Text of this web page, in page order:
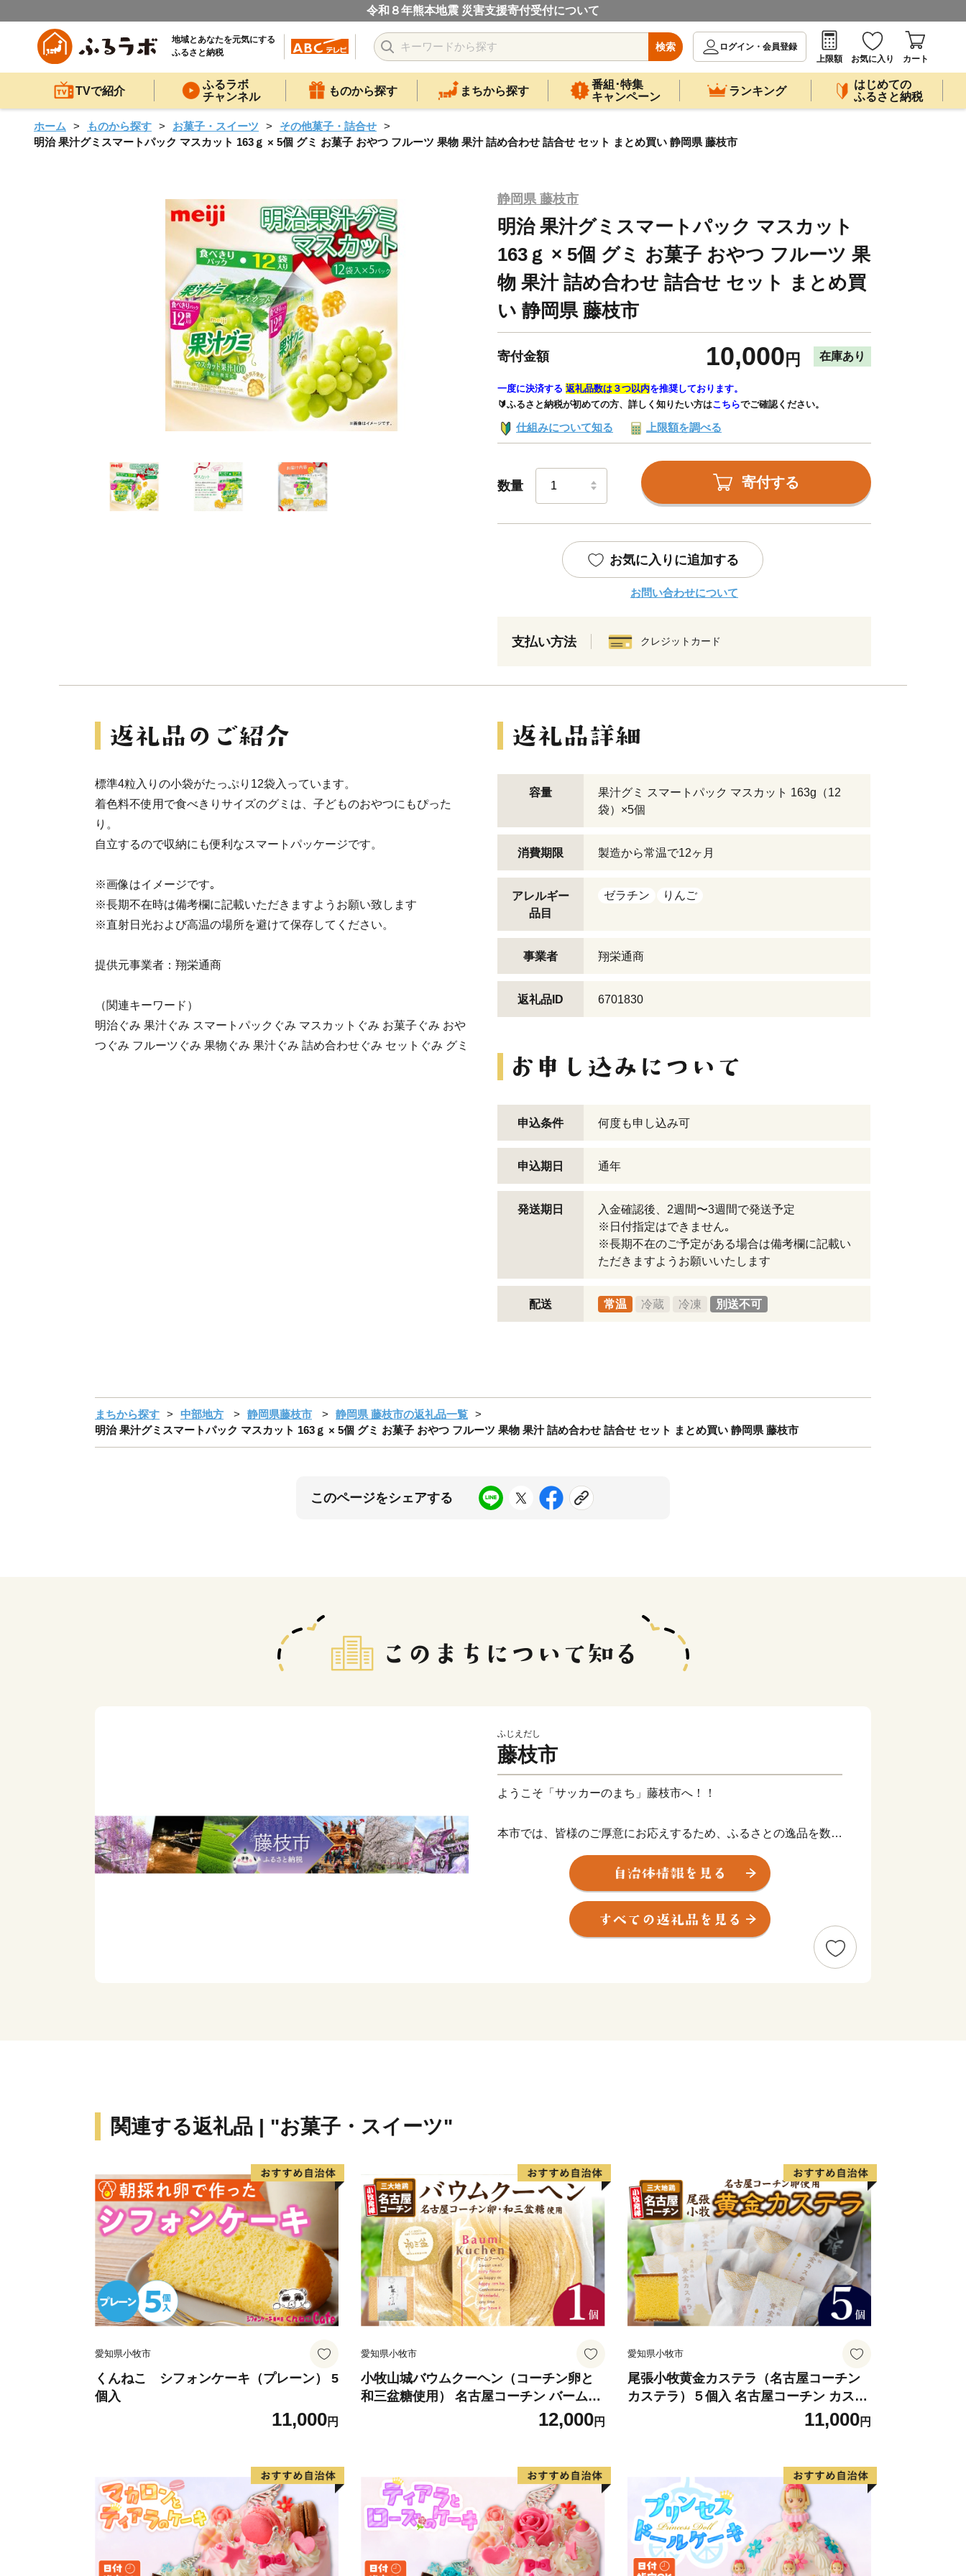
令和８年熊本地震 災害支援寄付受付について
地域とあなたを元気にする
ふるさと納税
検索
ログイン・会員登録
上限額
お気に入り カート
TVで紹介
ふるラボ
チャンネル
ものから探す まちから探す
番組･特集
キャンペーン
ランキング
はじめての
ふるさと納税
ホーム ものから探す お菓子・スイーツ
その他菓子・詰合せ
明治 果汁グミスマートパック マスカット 163ｇ × 5個 グミ お菓子 おやつ フルーツ 果物 果汁 詰め合わせ 詰合せ セット まとめ買い 静岡県 藤枝市
静岡県 藤枝市
明治 果汁グミスマートパック マスカット
163ｇ × 5個 グミ お菓子 おやつ フルーツ 果
物 果汁 詰め合わせ 詰合せ セット まとめ買
い 静岡県 藤枝市
寄付金額 10,000 円 在庫あり
一度に決済する 返礼品数は３つ以内を推奨しております。
🔰ふるさと納税が初めての方、詳しく知りたい方はこちらでご確認ください。
仕組みについて知る 上限額を調べる
数量 寄付する
お気に入りに追加する
お問い合わせについて
支払い方法 クレジットカード
標準4粒入りの小袋がたっぷり12袋入っています。
着色料不使用で食べきりサイズのグミは、子どものおやつにもぴった
り。
自立するので収納にも便利なスマートパッケージです。
※画像はイメージです｡
※長期不在時は備考欄に記載いただきますようお願い致します
※直射日光および高温の場所を避けて保存してください。
提供元事業者：翔栄通商
（関連キーワード）
明治ぐみ 果汁ぐみ スマートパックぐみ マスカットぐみ お菓子ぐみ おや
つぐみ フルーツぐみ 果物ぐみ 果汁ぐみ 詰め合わせぐみ セットぐみ グミ
容量
果汁グミ スマートパック マスカット 163g（12
袋）×5個
消費期限 製造から常温で12ヶ月
アレルギー
品目
ゼラチン りんご
事業者 翔栄通商
返礼品ID 6701830
申込条件 何度も申し込み可
申込期日 通年
発送期日
入金確認後、2週間〜3週間で発送予定
※日付指定はできません｡
※長期不在のご予定がある場合は備考欄に記載い
ただきますようお願いいたします
配送 常温 冷蔵 冷凍 別送不可
まちから探す 中部地方 静岡県藤枝市
静岡県 藤枝市の返礼品一覧
明治 果汁グミスマートパック マスカット 163ｇ × 5個 グミ お菓子 おやつ フルーツ 果物 果汁 詰め合わせ 詰合せ セット まとめ買い 静岡県 藤枝市
このページをシェアする
ふじえだし
藤枝市
ようこそ「サッカーのまち」藤枝市へ！！
本市では、皆様のご厚意にお応えするため、ふるさとの逸品を数多
く取り揃えました！
いただいたご寄附は、サッカー元⽇本代表 中⼭雅史選⼿、名波浩
選⼿、⻑⾕部誠選⼿をはじめ、数々の名選⼿を輩出した「サッカー
のまちづくり」の推進などに有効に活⽤させていただきます。
ぜひ、ご支援をお願いいたします。
関連する返礼品 | "お菓子・スイーツ"
愛知県小牧市
くんねこ シフォンケーキ（プレーン） 5
個入
11,000円
愛知県小牧市
小牧山城バウムクーヘン（コーチン卵と
和三盆糖使用） 名古屋コーチン バームク
ーヘン 和三盆 小牧銘菓 バウムクーヘン
常温 愛知県 小牧市 アンプチベアやぐま
12,000円
愛知県小牧市
尾張小牧黄金カステラ（名古屋コーチン
カステラ）５個入 名古屋コーチン カステ
ラ ザラメ 常温 愛知県 小牧市 アンプチベ
11,000円